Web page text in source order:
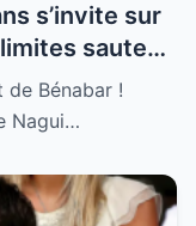
s’invite sur
sautent
a été
Entre
Bénabar !
Nagui…